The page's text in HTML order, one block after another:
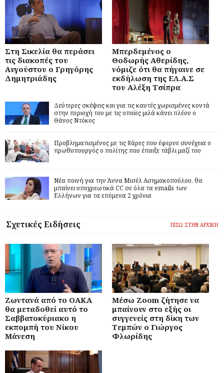
Στη Σικελία θα περάσει
τις διακοπές του
Αυγούστου ο Γρηγόρης
Δημητριάδης
Μπερδεμένος ο
Θοδωρής Αθερίδης,
νόμιζε ότι θα πήγαινε σε
εκδήλωση της ΕΛ.Α.Σ
του Αλέξη Τσίπρα
Δεύτερες σκέψεις και για τις καυτές χωρισμένες κοντά
στην περιοχή του με τις οποίες μιλά κάνει πλέον ο
Θάνος Ντόκος
Προβληματισμένος με τις 8άρες που έφερνε συνέχεια ο
πρωθυπουργός ο πολίτης που έπαιξε τάβλι μαζί του
Νέα ποινή για την Άννα Μισέλ Ασημακοπούλου, θα
μπαίνει υποχρεωτικά CC σε όλα τα emails των
Ελλήνων για τα επόμενα 2 χρόνια
Σχετικές Ειδήσεις ΠΙΣΩ ΣΤΗΝ ΑΡΧΙΚΗ
Ζωντανά από το ΟΑΚΑ
θα μεταδοθεί αυτό το
Σαββατοκύριακο η
εκπομπή του Νίκου
Μάνεση
Μέσω Zoom ζήτησε να
μπαίνουν στο εξής οι
συγγενείς στη δίκη των
Τεμπών ο Γιώργος
Φλωρίδης